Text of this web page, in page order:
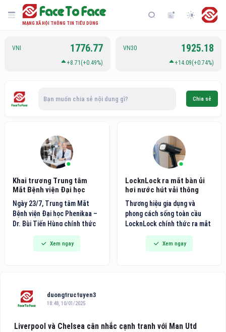
MẠNG XÃ HỘI THÔNG TIN TIÊU DÙNG
VNI 1776.77
+8.71(+0.49%)
VN30 1925.18
+14.09(+0.74%)
Bạn muốn chia sẻ nội dung gì? Chia sẻ
Khai trương Trung tâm
Mắt Bệnh viện Đại học
Phenikaa
Ngày 23/7, Trung tâm Mắt
Bệnh viện Đại học Phenikaa –
Dr. Bùi Tiến Hùng chính thức
đi vào hoạt động, đánh dấu
bước phát triển quan trọng
trong chiến lược hoàn thiện hệ
địa chỉ khám, điều trị và phẫu
thuật mắt chất lượng cao
chuyên sâu.
Xem ngay
LocknLock ra mắt bàn ủi
hơi nước hút vải thông
minh thế hệ mới
Thương hiệu gia dụng và
phong cách sống toàn cầu
LocknLock chính thức ra mắt
dòng bàn ủi hơi nước cầm tay
thế hệ mới tích hợp công nghệ
hút vải thông minh, hướng đến
Xem ngay
duongtructuyen3
18:48, 10/01/2025
Liverpool và Chelsea cân nhắc cạnh tranh với Man Utd